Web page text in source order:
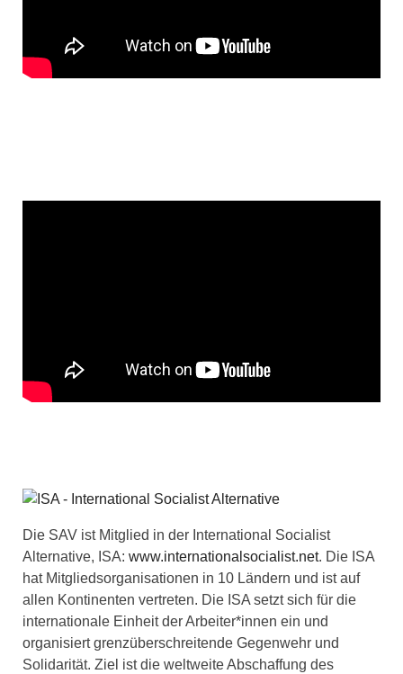
Die SAV ist Mitglied in der International Socialist
Alternative, ISA: www.internationalsocialist.net. Die ISA
hat Mitgliedsorganisationen in 10 Ländern und ist auf
allen Kontinenten vertreten. Die ISA setzt sich für die
internationale Einheit der Arbeiter*innen ein und
organisiert grenzüberschreitende Gegenwehr und
Solidarität. Ziel ist die weltweite Abschaffung des